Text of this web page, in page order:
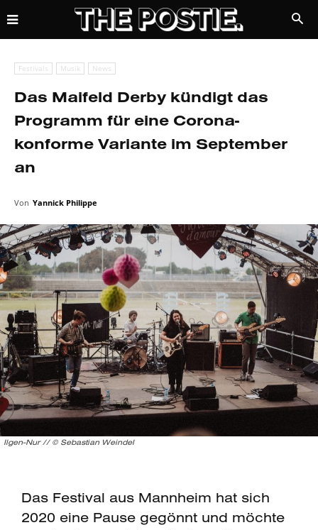
Festivals Musik News
Das Maifeld Derby kündigt das
Programm für eine Corona-
konforme Variante im September
an
Von Yannick Philippe
Ilgen-Nur // © Sebastian Weindel
Das Festival aus Mannheim hat sich
2020 eine Pause gegönnt und möchte